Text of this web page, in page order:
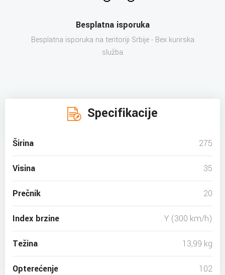
Besplatna isporuka
Besplatna isporuka na teritoriji Srbije - Bex kurirska
služba
Specifikacije
Širina 275
Visina 35
Prečnik 20
Index brzine Y (300 km/h)
Težina 13,99 kg
Opterećenje 102